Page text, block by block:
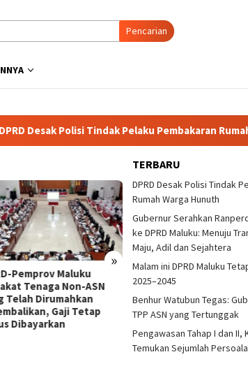
Pencarian
Polisi Tindak Pelaku Pembakaran Rumah
»
ASN
Tetap
DPRD Maluku Desak Polisi
Tangkap Pelaku Bentrokan
Di Trikora
TERBARU
DPRD Desak Polisi Tindak
Rumah Warga Hunuth
Gubernur Serahkan
ke DPRD Maluku: Menuju
Maju, Adil dan Sejahtera
Malam ini DPRD Maluku
2025–2045
Benhur Watubun Tegas:
TPP ASN yang Tertunggak
Pengawasan Tahap I dan II,
Temukan Sejumlah